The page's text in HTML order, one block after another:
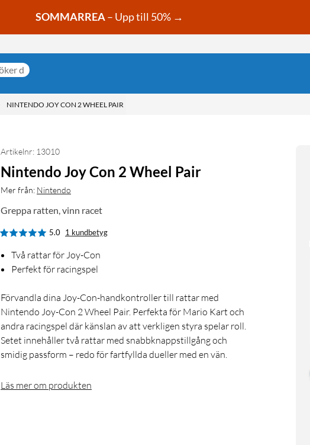
SOMMARREA– Upp till 50% →
NINTENDO JOY CON 2 WHEEL PAIR
Artikelnr: 13010
Nintendo Joy Con 2 Wheel Pair
Mer från: Nintendo
Greppa ratten, vinn racet
5.0 1 kundbetyg
Två rattar för Joy-Con
Perfekt för racingspel
Förvandla dina Joy-Con-handkontroller till rattar med
Nintendo Joy-Con 2 Wheel Pair. Perfekta för Mario Kart och
andra racingspel där känslan av att verkligen styra spelar roll.
Setet innehåller två rattar med snabbknappstillgång och
smidig passform – redo för fartfyllda dueller med en vän.
Läs mer om produkten